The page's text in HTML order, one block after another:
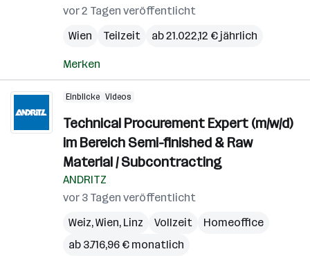
vor 2 Tagen veröffentlicht
Wien
Teilzeit ab 21.022,12 € jährlich
Merken
Einblicke Videos
Technical Procurement Expert (m/w/d)
im Bereich Semi-finished & Raw
Material / Subcontracting
ANDRITZ
vor 3 Tagen veröffentlicht
Weiz,Wien, Linz Vollzeit
Homeoffice
ab 3.716,96 € monatlich